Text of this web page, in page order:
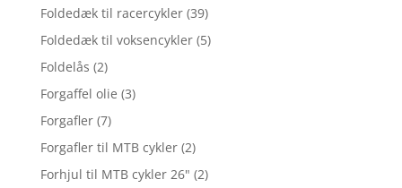
Foldedæk til racercykler (39)
Foldedæk til voksencykler (5)
Foldelås (2)
Forgaffel olie (3)
Forgafler (7)
Forgafler til MTB cykler (2)
Forhjul til MTB cykler 26" (2)